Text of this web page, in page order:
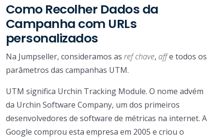
Como Recolher Dados da
Campanha com URLs
personalizados
Na Jumpseller, consideramos as ref chave, affe todos os
parâmetros das campanhas UTM.
UTM significa Urchin Tracking Module. O nome advém
da Urchin Software Company, um dos primeiros
desenvolvedores de software de métricas na internet. A
Google comprou esta empresa em 2005 e criou o